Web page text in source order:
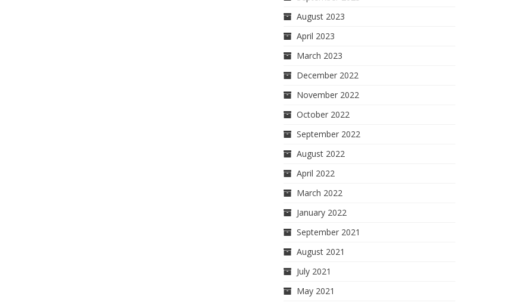
August 2023
April 2023
March 2023
December 2022
November 2022
October 2022
September 2022
August 2022
April 2022
March 2022
January 2022
September 2021
August 2021
July 2021
May 2021